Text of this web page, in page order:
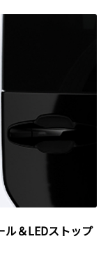
ル＆LEDストップ